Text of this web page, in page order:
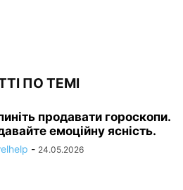
ПО ТЕМІ
продавати гороскопи.
емоційну ясність.
- 24.05.2026